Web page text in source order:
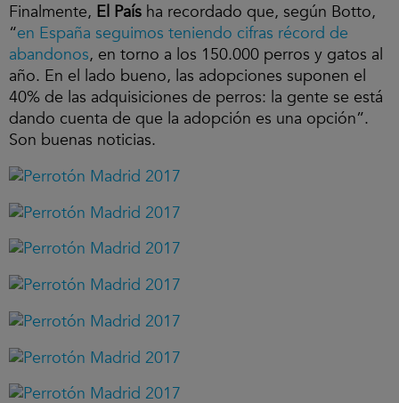
Finalmente, El País ha recordado que, según Botto,
“en España seguimos teniendo cifras récord de
abandonos, en torno a los 150.000 perros y gatos al
año. En el lado bueno, las adopciones suponen el
40% de las adquisiciones de perros: la gente se está
dando cuenta de que la adopción es una opción”.
Son buenas noticias.